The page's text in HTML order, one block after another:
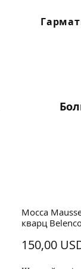
Mocca
кварц
150,00